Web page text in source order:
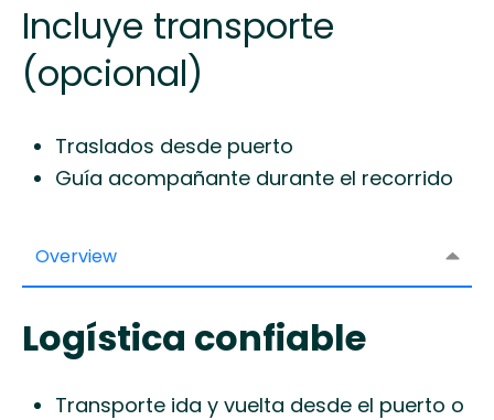
Incluye transporte
(opcional)
Traslados desde puerto
Guía acompañante durante el recorrido
Overview
Logística confiable
Transporte ida y vuelta desde el puerto o